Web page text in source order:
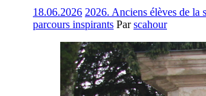
18.06.2026 2026. Anciens élèves de la
parcours inspirants Parscahour